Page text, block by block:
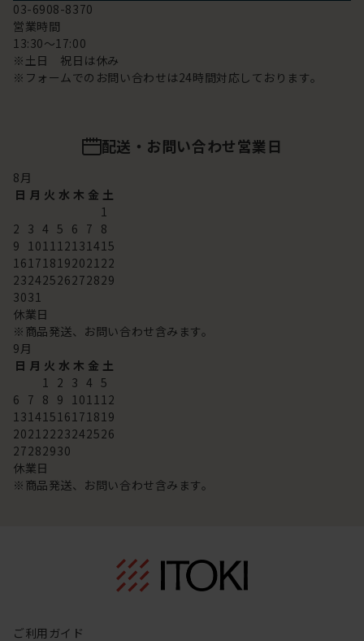
03-6908-8370
営業時間
13:30～17:00
※土日 祝日は休み
※フォームでのお問い合わせは24時間対応しております。
配送・お問い合わせ営業日
8月
日 月 火 水 木 金 土
1
2 3 4 5 6 7 8
9 101112131415
16171819202122
23242526272829
3031
休業日
※商品発送、お問い合わせ含みます。
9月
日 月 火 水 木 金 土
1 2 3 4 5
6 7 8 9 101112
13141516171819
20212223242526
27282930
休業日
※商品発送、お問い合わせ含みます。
ご利用ガイド